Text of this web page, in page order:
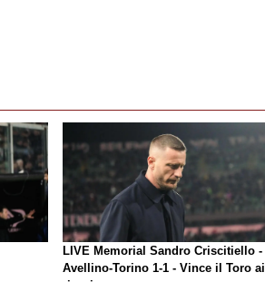
LIVE Memorial Sandro Criscitiello -
Avellino-Torino 1-1 - Vince il Toro ai